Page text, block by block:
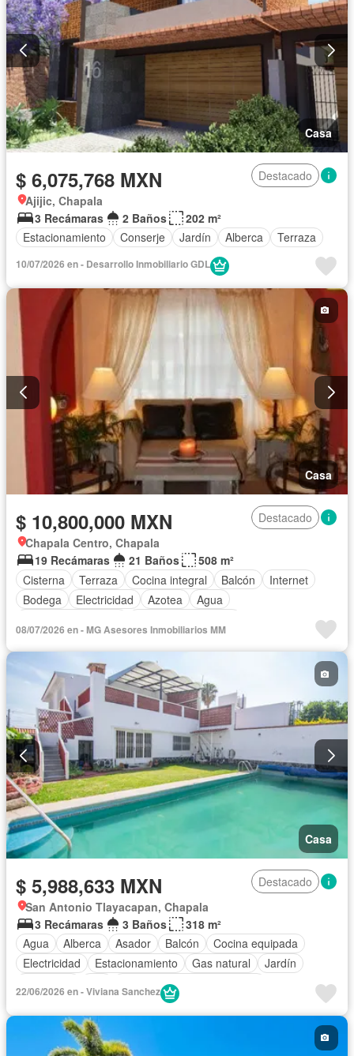
Casa
$ 6,075,768 MXN
Destacado
Ajijic, Chapala
3 Recámaras
2 Baños
202 m²
Estacionamiento
Conserje Jardín Alberca Terraza
10/07/2026 en - Desarrollo Inmobiliario GDL
Casa
$ 10,800,000 MXN
Destacado
Chapala Centro, Chapala
19 Recámaras
21 Baños
508 m²
Cisterna
Terraza Cocina integral Balcón
Internet
Bodega
Electricidad Azotea
Agua
Recámara con closet
Completamente amueblado
08/07/2026 en - MG Asesores Inmobiliarios MM
Casa
$ 5,988,633 MXN
Destacado
San Antonio Tlayacapan, Chapala
3 Recámaras
3 Baños
318 m²
Agua
Alberca Asador Balcón
Cocina equipada
Electricidad
Estacionamiento Gas natural
Jardín
Completamente amueblado
22/06/2026 en - Viviana Sanchez